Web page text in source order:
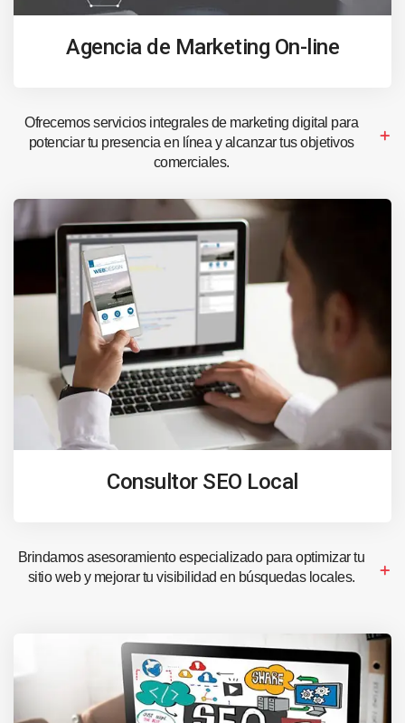
Agencia de Marketing On-line
Ofrecemos servicios integrales de marketing digital para
potenciar tu presencia en línea y alcanzar tus objetivos
comerciales.
Consultor SEO Local
Brindamos asesoramiento especializado para optimizar tu
sitio web y mejorar tu visibilidad en búsquedas locales.